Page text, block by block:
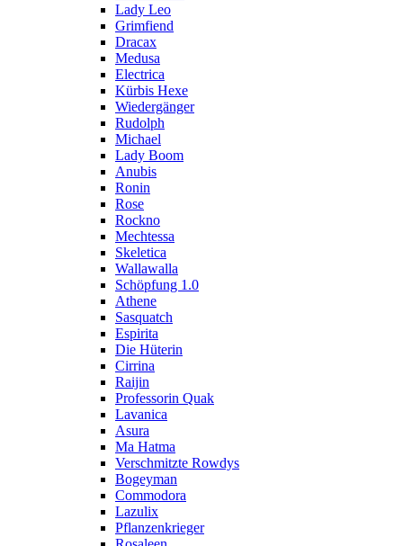
Lady Leo
Grimfiend
Dracax
Medusa
Electrica
Kürbis Hexe
Wiedergänger
Rudolph
Michael
Lady Boom
Anubis
Ronin
Rose
Rockno
Mechtessa
Skeletica
Wallawalla
Schöpfung 1.0
Athene
Sasquatch
Espirita
Die Hüterin
Cirrina
Raijin
Professorin Quak
Lavanica
Asura
Ma Hatma
Verschmitzte Rowdys
Bogeyman
Commodora
Lazulix
Pflanzenkrieger